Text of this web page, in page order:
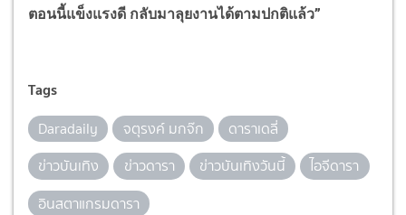
ตอนนี้แข็งแรงดี กลับมาลุยงานได้ตามปกติแล้ว”
Tags
Daradaily จตุรงค์ มกจ๊ก
ดาราเดลี่
ข่าวบันเทิง
ข่าวดารา ข่าวบันเทิงวันนี้
ไอจีดารา
อินสตาแกรมดารา